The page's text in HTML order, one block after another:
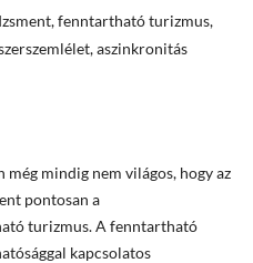
fenntartható turizmus,
aszinkronitás
mindig nem világos, hogy az
pontosan a
turizmus. A fenntartható
kapcsolatos